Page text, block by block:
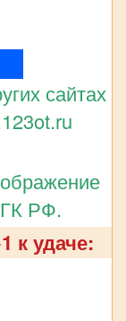
сайтах
РФ.
к удаче: